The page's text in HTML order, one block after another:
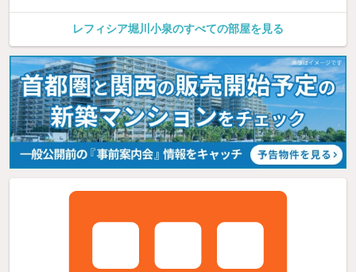
レフィシア堀川小泉のすべての部屋を見る